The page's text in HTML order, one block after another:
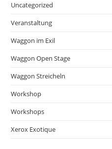
Uncategorized
Veranstaltung
Waggon im Exil
Waggon Open Stage
Waggon Streicheln
Workshop
Workshops
Xerox Exotique